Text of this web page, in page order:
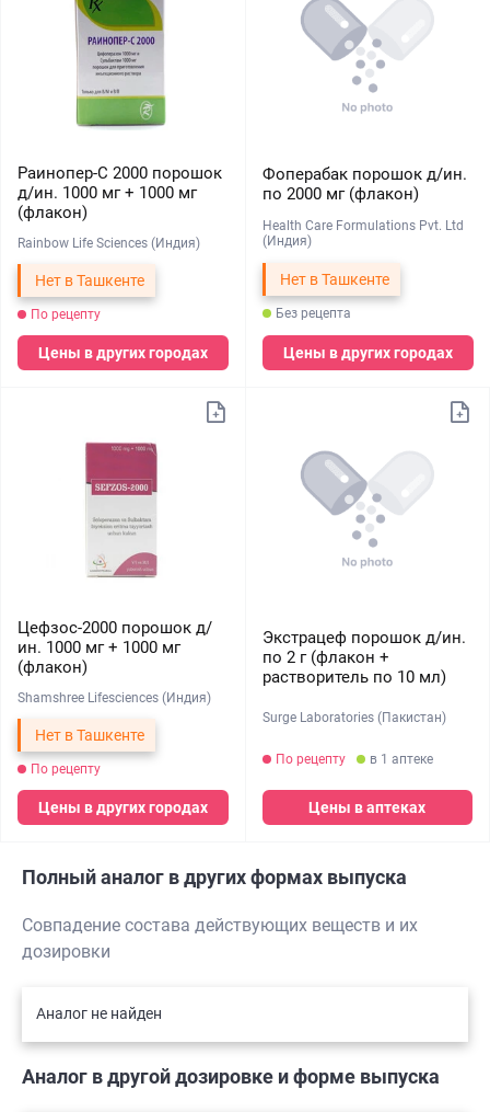
Раинопер-С 2000 порошок
д/ин. 1000 мг + 1000 мг
(флакон)
Rainbow Life Sciences (Индия)
Нет в Ташкенте
По рецепту
Цены в других городах
Фоперабак порошок д/ин.
по 2000 мг (флакон)
Health Care Formulations Pvt. Ltd
(Индия)
Нет в Ташкенте
Без рецепта
Цены в других городах
Цефзос-2000 порошок д/
ин. 1000 мг + 1000 мг
(флакон)
Shamshree Lifesciences (Индия)
Нет в Ташкенте
По рецепту
Цены в других городах
Экстрацеф порошок д/ин.
по 2 г (флакон +
растворитель по 10 мл)
Surge Laboratories (Пакистан)
По рецепту в 1 аптеке
Цены в аптеках
Полный аналог в других формах выпуска
Совпадение состава действующих веществ и их
дозировки
Аналог не найден
Аналог в другой дозировке и форме выпуска